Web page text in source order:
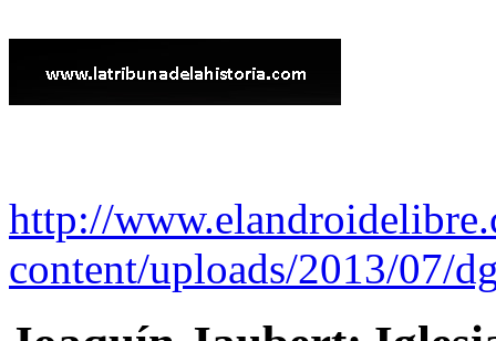
http://
content/uploads/2013/07/